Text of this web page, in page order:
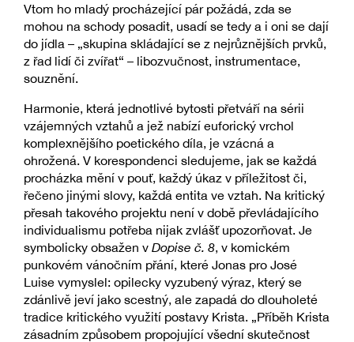
Vtom ho mladý procházející pár požádá, zda se
mohou na schody posadit, usadí se tedy a i oni se dají
do jídla – „skupina skládající se z nejrůznějších prvků,
z řad lidí či zvířat“ – libozvučnost, instrumentace,
souznění.
Harmonie, která jednotlivé bytosti přetváří na sérii
vzájemných vztahů a jež nabízí euforický vrchol
komplexnějšího poetického díla, je vzácná a
ohrožená. V korespondenci sledujeme, jak se každá
procházka mění v pouť, každý úkaz v příležitost či,
řečeno jinými slovy, každá entita ve vztah. Na kritický
přesah takového projektu není v době převládajícího
individualismu potřeba nijak zvlášť upozorňovat. Je
symbolicky obsažen v Dopise č. 8 , v komickém
punkovém vánočním přání, které Jonas pro José
Luise vymyslel: opilecky vyzubený výraz, který se
zdánlivě jeví jako scestný, ale zapadá do dlouholeté
tradice kritického využití postavy Krista. „Příběh Krista
zásadním způsobem propojující všední skutečnost